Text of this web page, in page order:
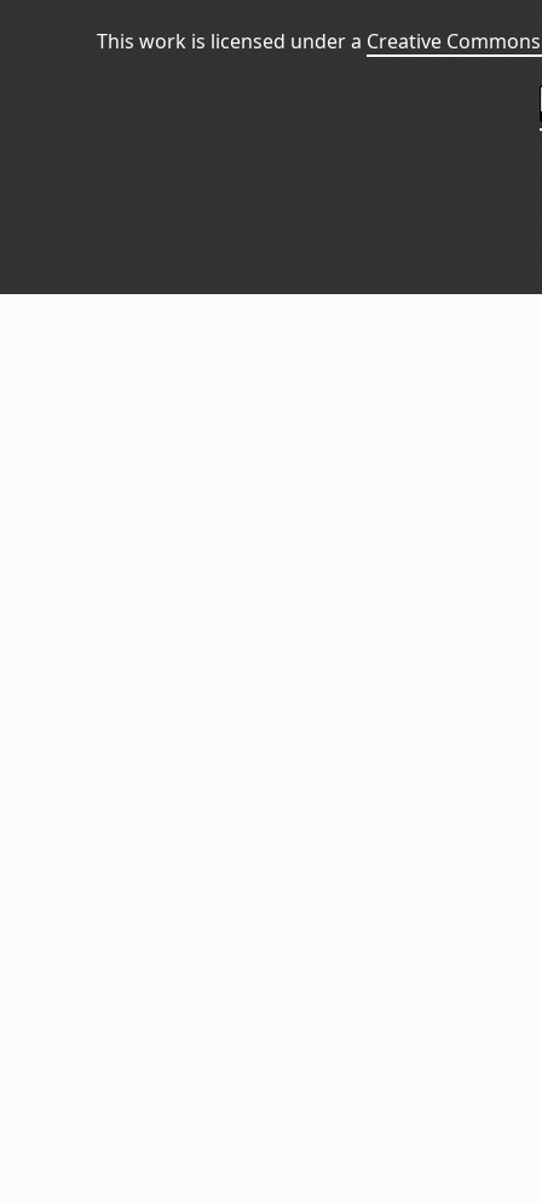
This work is licensed under a Creative